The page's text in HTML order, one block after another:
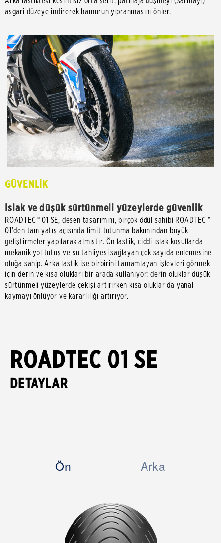
asgari düzeye indirerek hamurun yıpranmasını önler.
GÜVENLİK
Islak ve düşük sürtünmeli yüzeylerde güvenlik
ROADTEC™ 01 SE, desen tasarımını, birçok ödül sahibi ROADTEC™
01'den tam yatış açısında limit tutunma bakımından büyük
geliştirmeler yapılarak almıştır. Ön lastik, ciddi ıslak koşullarda
mekanik yol tutuş ve su tahliyesi sağlayan çok sayıda enlemesine
oluğa sahip. Arka lastik ise birbirini tamamlayan işlevleri görmek
için derin ve kısa olukları bir arada kullanıyor: derin oluklar düşük
sürtünmeli yüzeylerde çekişi artırırken kısa oluklar da yanal
kaymayı önlüyor ve kararlılığı artırıyor.
ROADTEC 01 SE
DETAYLAR
Ön Arka